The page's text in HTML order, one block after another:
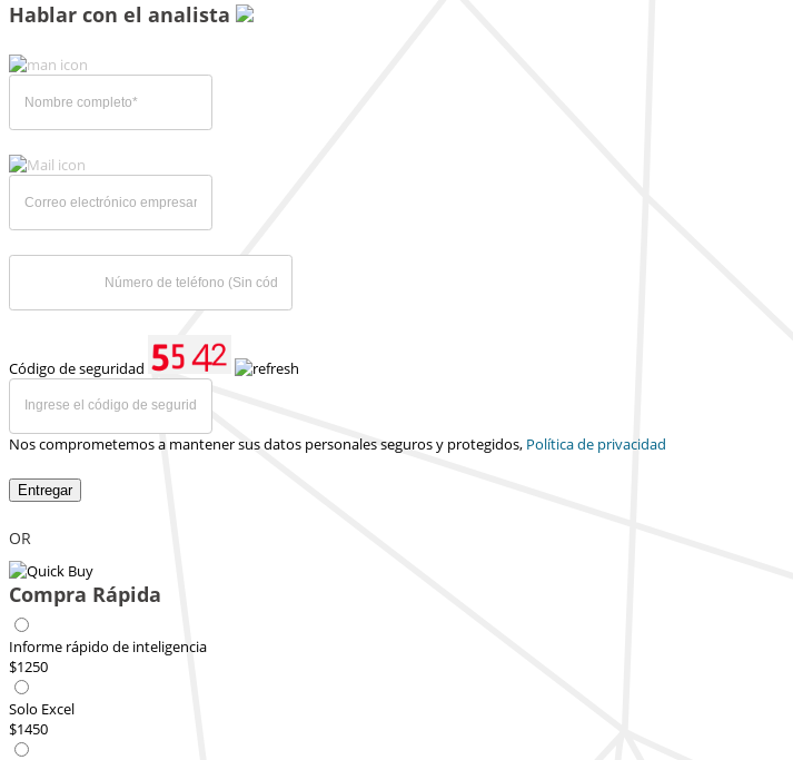
Hablar con el analista
Código de seguridad
Nos comprometemos a mantener sus datos personales seguros y protegidos, Política de privacidad
Entregar
OR
Compra Rápida
Informe rápido de inteligencia
$1250
Solo Excel
$1450